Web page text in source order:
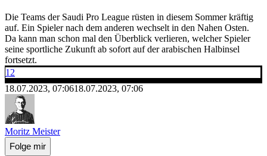
Die Teams der Saudi Pro League rüsten in diesem Sommer kräftig
auf. Ein Spieler nach dem anderen wechselt in den Nahen Osten.
Da kann man schon mal den Überblick verlieren, welcher Spieler
seine sportliche Zukunft ab sofort auf der arabischen Halbinsel
fortsetzt.
12
18.07.2023, 07:0618.07.2023, 07:06
Moritz Meister
Folge mir